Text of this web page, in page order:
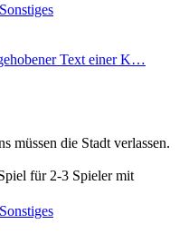
Sonstiges
Text einer K…
müssen die Stadt verlassen.
für 2-3 Spieler mit
Sonstiges